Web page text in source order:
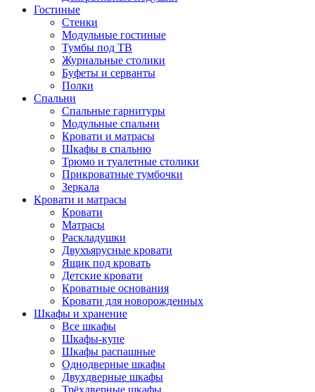
Гостиные
Стенки
Модульные гостиные
Тумбы под ТВ
Журнальные столики
Буфеты и серванты
Полки
Спальни
Спальные гарнитуры
Модульные спальни
Кровати и матрасы
Шкафы в спальню
Трюмо и туалетные столики
Прикроватные тумбочки
Зеркала
Кровати и матрасы
Кровати
Матрасы
Раскладушки
Двухъярусные кровати
Ящик под кровать
Детские кровати
Кроватные основания
Кровати для новорожденных
Шкафы и хранение
Все шкафы
Шкафы-купе
Шкафы распашные
Однодверные шкафы
Двухдверные шкафы